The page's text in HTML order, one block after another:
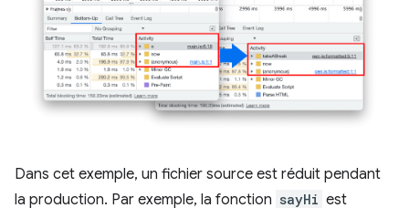
Dans cet exemple, un fichier source est réduit pendant
la production. Par exemple, la fonction sayHi est